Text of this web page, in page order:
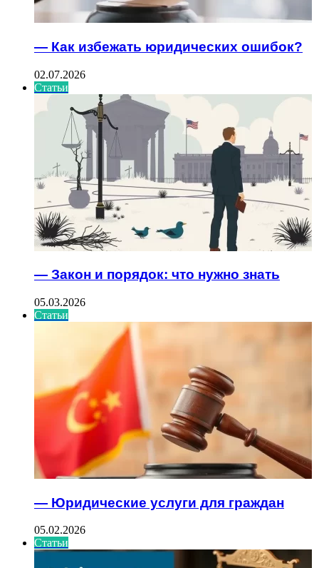
— Как избежать юридических ошибок?
02.07.2026
Статьи
— Закон и порядок: что нужно знать
05.03.2026
Статьи
— Юридические услуги для граждан
05.02.2026
Статьи